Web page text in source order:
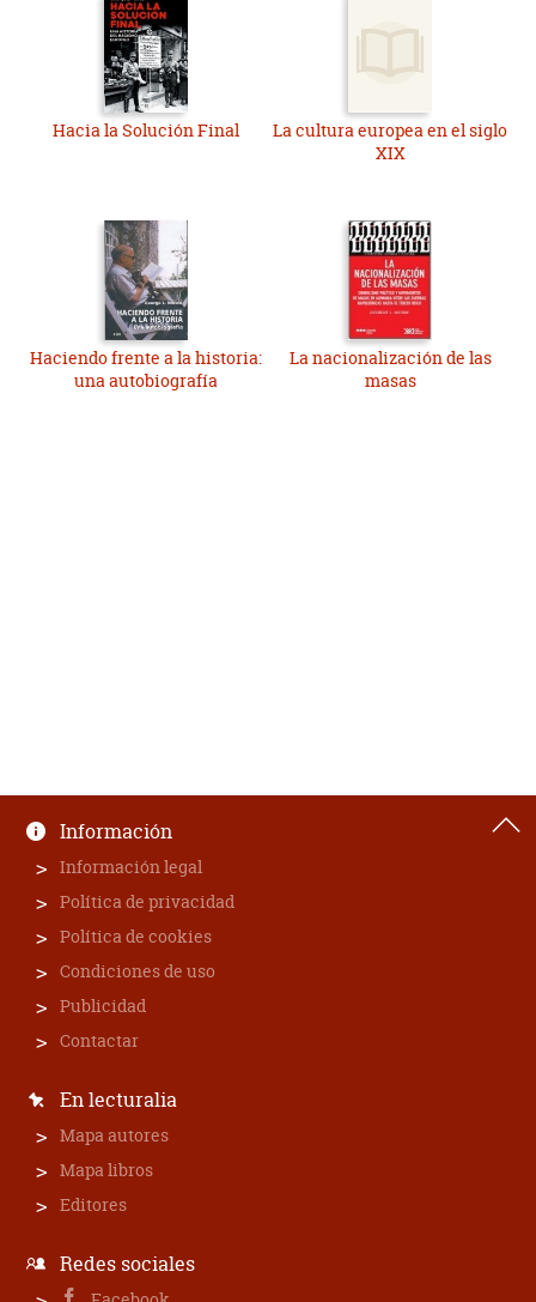
Hacia la Solución Final
La cultura europea en el siglo
XIX
Haciendo frente a la historia:
una autobiografía
La nacionalización de las
masas
Información
Información legal
Política de privacidad
Política de cookies
Condiciones de uso
Publicidad
Contactar
En lecturalia
Mapa autores
Mapa libros
Editores
Redes sociales